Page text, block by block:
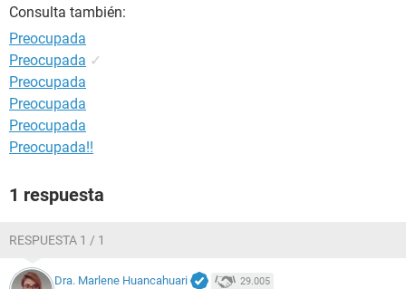
Consulta también:
Preocupada
Preocupada ✓
Preocupada
Preocupada
Preocupada
Preocupada!!
1 respuesta
RESPUESTA 1 / 1
Dra. Marlene Huancahuari 29.005